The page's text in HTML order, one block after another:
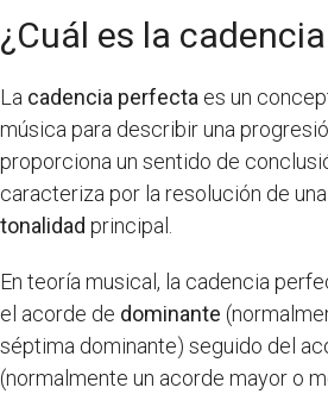
¿Cuál es la
La cadencia perfecta es un
música para describir una
proporciona un sentido de
caracteriza por la resolución de una
tonalidad principal.
En teoría musical, la cadencia
el acorde de dominante
séptima dominante) seguido del
(normalmente un acorde mayor o